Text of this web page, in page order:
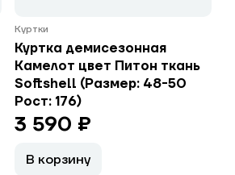
Куртки
Куртка демисезонная
Камелот цвет Питон ткань
Softshell (Размер: 48-50
Рост: 176)
3 590 ₽
В корзину